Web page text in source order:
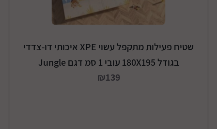
שטיח פעילות מתקפל עשוי XPE איכותי דו-צדדי
בגודל 180X195 עובי 1 סמ דגם Jungle
₪139